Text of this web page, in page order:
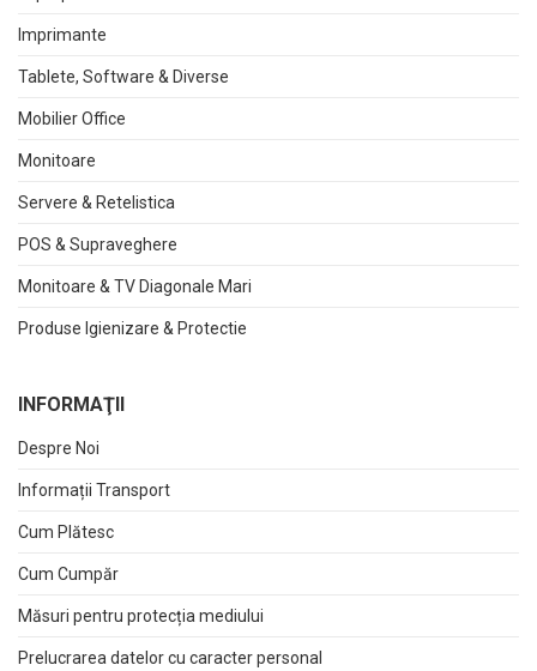
Imprimante
Tablete, Software & Diverse
Mobilier Office
Monitoare
Servere & Retelistica
POS & Supraveghere
Monitoare & TV Diagonale Mari
Produse Igienizare & Protectie
INFORMAŢII
Despre Noi
Informații Transport
Cum Plătesc
Cum Cumpăr
Măsuri pentru protecția mediului
Prelucrarea datelor cu caracter personal